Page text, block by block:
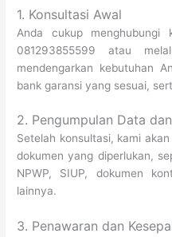
1. Konsultasi Awal
Anda cukup menghubungi
081293855599 atau
mendengarkan kebutuhan
bank garansi yang sesuai,
2. Pengumpulan Data
Setelah konsultasi, kami
dokumen yang diperlukan,
NPWP, SIUP, dokumen
lainnya.
3. Penawaran dan